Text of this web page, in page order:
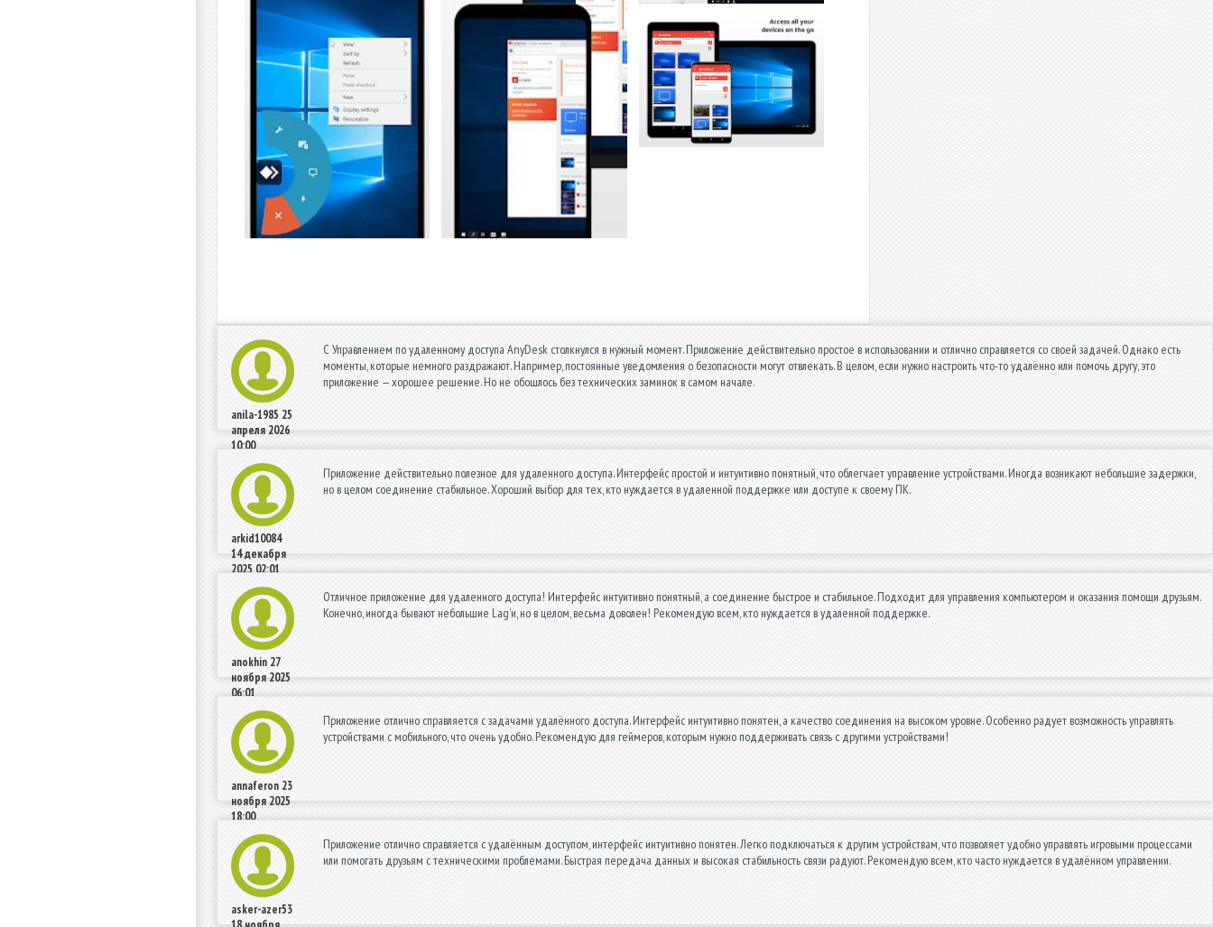
anila-1985 25
апреля 2026
10:00
С Управлением по удаленному доступа AnyDesk столкнулся в нужный момент. Приложение действительно простое в использовании и отлично справляется со своей задачей. Однако есть
моменты, которые немного раздражают. Например, постоянные уведомления о безопасности могут отвлекать. В целом, если нужно настроить что-то удалённо или помочь другу, это
приложение — хорошее решение. Но не обошлось без технических заминок в самом начале.
arkid10084
14 декабря
2025 02:01
Приложение действительно полезное для удаленного доступа. Интерфейс простой и интуитивно понятный, что облегчает управление устройствами. Иногда возникают небольшие задержки,
но в целом соединение стабильное. Хороший выбор для тех, кто нуждается в удаленной поддержке или доступе к своему ПК.
anokhin 27
ноября 2025
06:01
Отличное приложение для удаленного доступа! Интерфейс интуитивно понятный, а соединение быстрое и стабильное. Подходит для управления компьютером и оказания помощи друзьям.
Конечно, иногда бывают небольшие Lag’и, но в целом, весьма доволен! Рекомендую всем, кто нуждается в удаленной поддержке.
annaferon 23
ноября 2025
18:00
Приложение отлично справляется с задачами удалённого доступа. Интерфейс интуитивно понятен, а качество соединения на высоком уровне. Особенно радует возможность управлять
устройствами с мобильного, что очень удобно. Рекомендую для геймеров, которым нужно поддерживать связь с другими устройствами!
asker-azer53
Приложение отлично справляется с удалённым доступом, интерфейс интуитивно понятен. Легко подключаться к другим устройствам, что позволяет удобно управлять игровыми процессами
или помогать друзьям с техническими проблемами. Быстрая передача данных и высокая стабильность связи радуют. Рекомендую всем, кто часто нуждается в удалённом управлении.